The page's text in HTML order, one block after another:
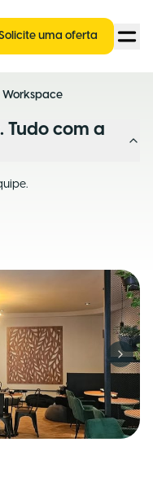
uma oferta
Tudo com a
Next